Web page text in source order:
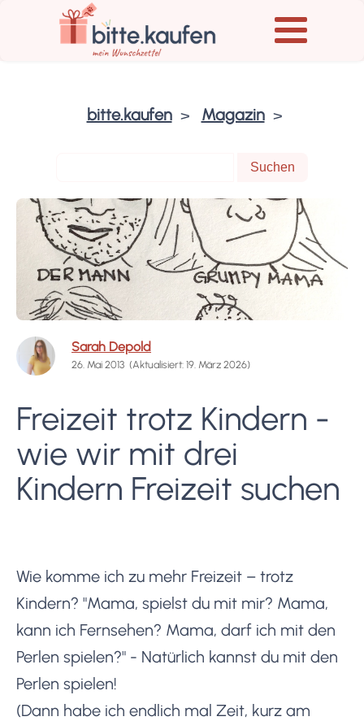
bitte.kaufen Magazin
Sarah Depold
26. Mai 2013 (Aktualisiert: 19. März 2026)
Freizeit trotz Kindern -
wie wir mit drei
Kindern Freizeit suchen
Wie komme ich zu mehr Freizeit – trotz
Kindern? "Mama, spielst du mit mir? Mama,
kann ich Fernsehen? Mama, darf ich mit den
Perlen spielen?" - Natürlich kannst du mit den
Perlen spielen!
(Dann habe ich endlich mal Zeit, kurz am